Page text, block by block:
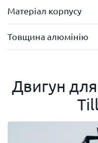
Матеріал корпусу
Товщина алюмінію
Двигун для